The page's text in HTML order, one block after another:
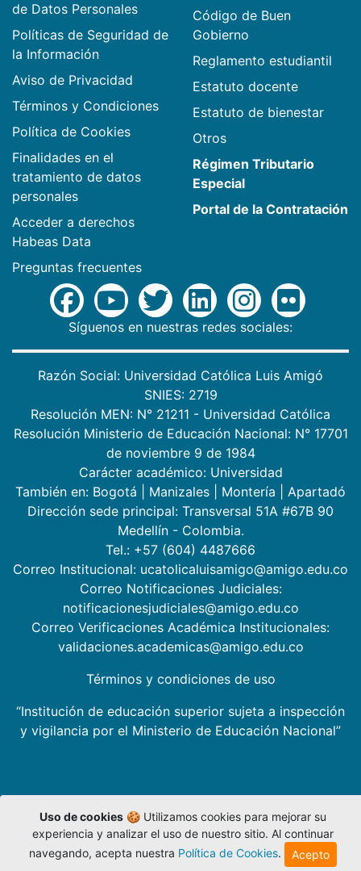
de Datos Personales
Políticas de Seguridad de
la Información
Aviso de Privacidad
Términos y Condiciones
Política de Cookies
Finalidades en el
tratamiento de datos
personales
Acceder a derechos
Habeas Data
Preguntas frecuentes
Código de Buen
Gobierno
Reglamento estudiantil
Estatuto docente
Estatuto de bienestar
Otros
Régimen Tributario
Especial
Portal de la Contratación
Síguenos en nuestras redes sociales:
Razón Social: Universidad Católica Luis Amigó
SNIES: 2719
Resolución MEN: N° 21211 - Universidad Católica
Resolución Ministerio de Educación Nacional: N° 17701
de noviembre 9 de 1984
Carácter académico: Universidad
También en: Bogotá Manizales Montería
Apartadó
Dirección sede principal: Transversal 51A #67B 90
Medellín - Colombia.
Tel.: +57 (604) 4487666
Correo Institucional: ucatolicaluisamigo@amigo.edu.co
Correo Notificaciones Judiciales:
notificacionesjudiciales@amigo.edu.co
Correo Verificaciones Académica Institucionales:
validaciones.academicas@amigo.edu.co
Términos y condiciones de uso
“Institución de educación superior sujeta a inspección
y vigilancia por el Ministerio de Educación Nacional”
Uso de cookies🍪 Utilizamos cookies para mejorar su
experiencia y analizar el uso de nuestro sitio. Al continuar
navegando, acepta nuestra Política de Cookies. Acepto